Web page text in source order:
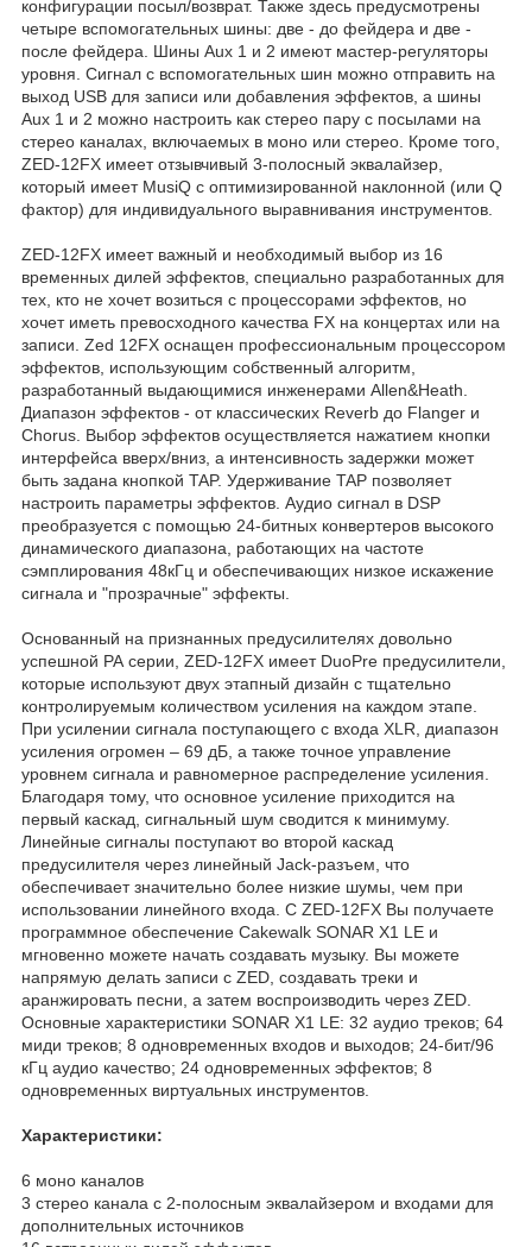
конфигурации посыл/возврат. Также здесь предусмотрены
четыре вспомогательных шины: две - до фейдера и две -
после фейдера. Шины Aux 1 и 2 имеют мастер-регуляторы
уровня. Сигнал с вспомогательных шин можно отправить на
выход USB для записи или добавления эффектов, а шины
Aux 1 и 2 можно настроить как стерео пару с посылами на
стерео каналах, включаемых в моно или стерео. Кроме того,
ZED-12FX имеет отзывчивый 3-полосный эквалайзер,
который имеет MusiQ с оптимизированной наклонной (или Q
фактор) для индивидуального выравнивания инструментов.
ZED-12FX имеет важный и необходимый выбор из 16
временных дилей эффектов, специально разработанных для
тех, кто не хочет возиться с процессорами эффектов, но
хочет иметь превосходного качества FX на концертах или на
записи. Zed 12FX оснащен профессиональным процессором
эффектов, использующим собственный алгоритм,
разработанный выдающимися инженерами Allen&Heath.
Диапазон эффектов - от классических Reverb до Flanger и
Chorus. Выбор эффектов осуществляется нажатием кнопки
интерфейса вверх/вниз, а интенсивность задержки может
быть задана кнопкой TAP. Удерживание TAP позволяет
настроить параметры эффектов. Аудио сигнал в DSP
преобразуется с помощью 24-битных конвертеров высокого
динамического диапазона, работающих на частоте
сэмплирования 48кГц и обеспечивающих низкое искажение
сигнала и "прозрачные" эффекты.
Основанный на признанных предусилителях довольно
успешной РА серии, ZED-12FX имеет DuoPre предусилители,
которые используют двух этапный дизайн с тщательно
контролируемым количеством усиления на каждом этапе.
При усилении сигнала поступающего с входа XLR, диапазон
усиления огромен – 69 дБ, а также точное управление
уровнем сигнала и равномерное распределение усиления.
Благодаря тому, что основное усиление приходится на
первый каскад, сигнальный шум сводится к минимуму.
Линейные сигналы поступают во второй каскад
предусилителя через линейный Jack-разъем, что
обеспечивает значительно более низкие шумы, чем при
использовании линейного входа. С ZED-12FX Вы получаете
программное обеспечение Cakewalk SONAR X1 LE и
мгновенно можете начать создавать музыку. Вы можете
напрямую делать записи с ZED, создавать треки и
аранжировать песни, а затем воспроизводить через ZED.
Основные характеристики SONAR X1 LE: 32 аудио треков; 64
миди треков; 8 одновременных входов и выходов; 24-бит/96
кГц аудио качество; 24 одновременных эффектов; 8
одновременных виртуальных инструментов.
Характеристики:
6 моно каналов
3 стерео канала с 2-полосным эквалайзером и входами для
дополнительных источников